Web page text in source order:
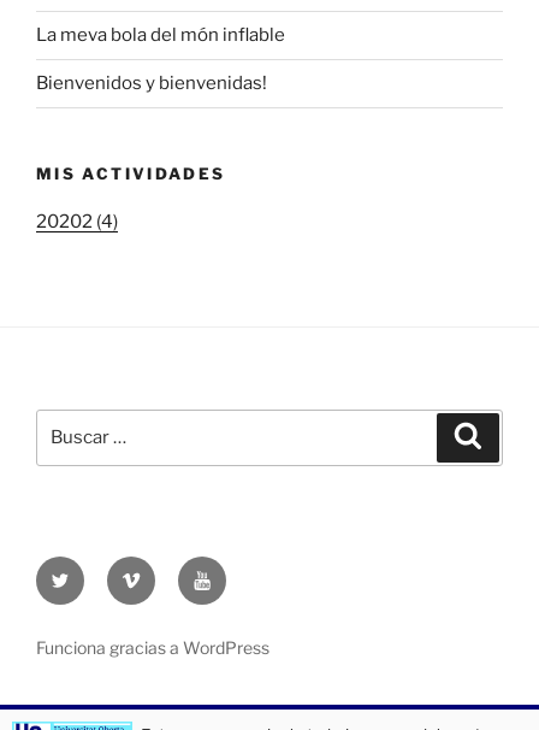
La meva bola del món inflable
Bienvenidos y bienvenidas!
MIS ACTIVIDADES
20202 (4)
por:
Twitter
UOC
Vimeo
UOC
Youtube
UOC
Funciona gracias a WordPress